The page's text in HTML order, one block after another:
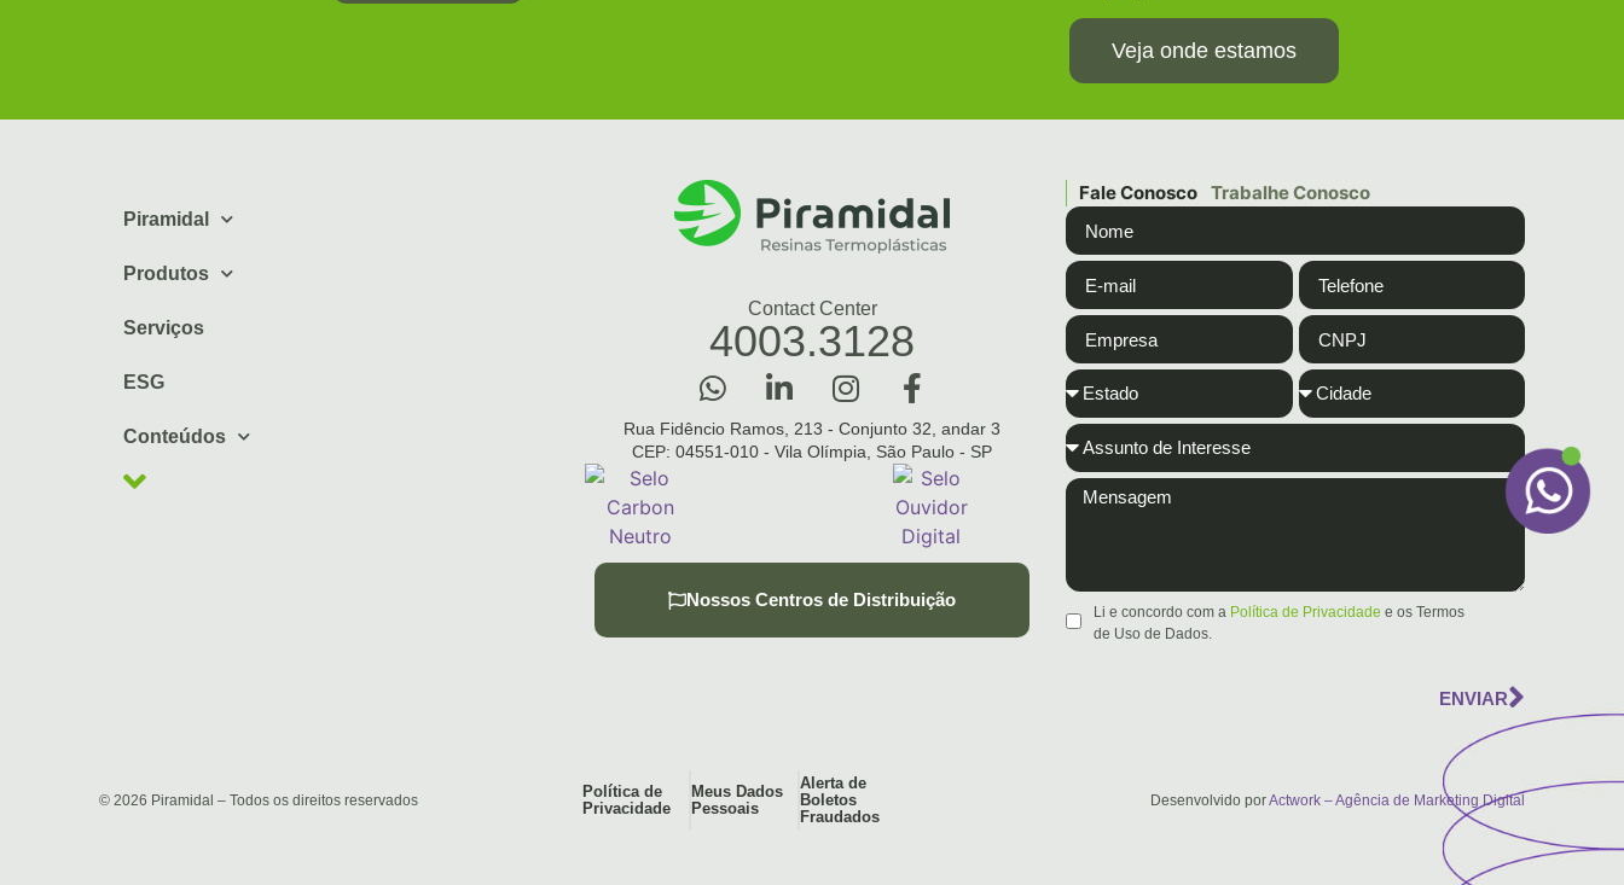
Veja onde estamos
Piramidal
Produtos
Serviços
ESG
Conteúdos
Contact Center
4003.3128
Rua Fidêncio Ramos, 213 - Conjunto 32, andar 3
CEP: 04551-010 - Vila Olímpia, São Paulo - SP
Nossos Centros de Distribuição
Fale Conosco Trabalhe Conosco
Li e concordo com a Política de Privacidade e os Termos
de Uso de Dados.
ENVIAR
© 2026 Piramidal – Todos os direitos reservados
Política de
Privacidade
Meus Dados
Pessoais
Alerta de
Boletos
Fraudados
Desenvolvido porActwork – Agência de Marketing Digital